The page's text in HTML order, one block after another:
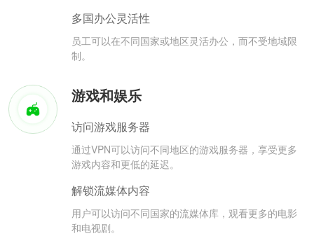
多国办公灵活性
员工可以在不同国家或地区灵活办公，而不受地域限
制。
游戏和娱乐
访问游戏服务器
通过VPN可以访问不同地区的游戏服务器，享受更多
游戏内容和更低的延迟。
解锁流媒体内容
用户可以访问不同国家的流媒体库，观看更多的电影
和电视剧。